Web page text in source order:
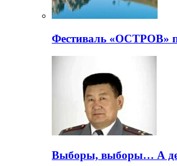
Фестиваль «ОСТРОВ»
Выборы, выборы… А